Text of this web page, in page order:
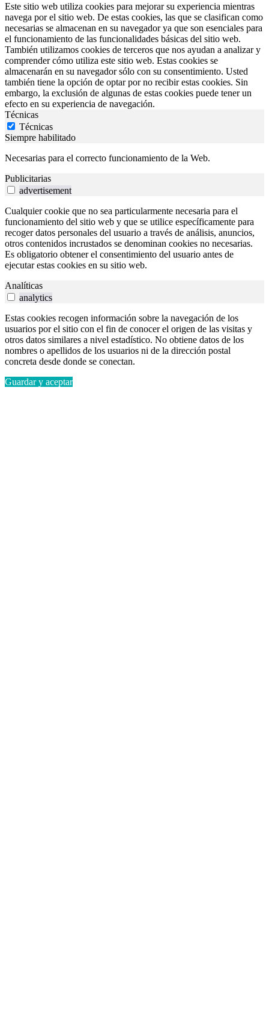
Este sitio web utiliza cookies para mejorar su experiencia mientras
navega por el sitio web. De estas cookies, las que se clasifican como
necesarias se almacenan en su navegador ya que son esenciales para
el funcionamiento de las funcionalidades básicas del sitio web.
También utilizamos cookies de terceros que nos ayudan a analizar y
comprender cómo utiliza este sitio web. Estas cookies se
almacenarán en su navegador sólo con su consentimiento. Usted
también tiene la opción de optar por no recibir estas cookies. Sin
embargo, la exclusión de algunas de estas cookies puede tener un
efecto en su experiencia de navegación.
Técnicas
Técnicas
Siempre habilitado
Necesarias para el correcto funcionamiento de la Web.
Publicitarias
advertisement
Cualquier cookie que no sea particularmente necesaria para el
funcionamiento del sitio web y que se utilice específicamente para
recoger datos personales del usuario a través de análisis, anuncios,
otros contenidos incrustados se denominan cookies no necesarias.
Es obligatorio obtener el consentimiento del usuario antes de
ejecutar estas cookies en su sitio web.
Analíticas
analytics
Estas cookies recogen información sobre la navegación de los
usuarios por el sitio con el fin de conocer el origen de las visitas y
otros datos similares a nivel estadístico. No obtiene datos de los
nombres o apellidos de los usuarios ni de la dirección postal
concreta desde donde se conectan.
Guardar y aceptar